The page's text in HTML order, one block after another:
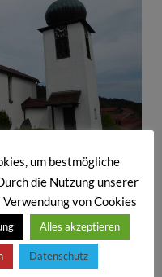
in Fernsdorf.
Ritz
um bestmögliche
die Nutzung unserer
von Cookies
Alles akzeptieren
Datenschutz